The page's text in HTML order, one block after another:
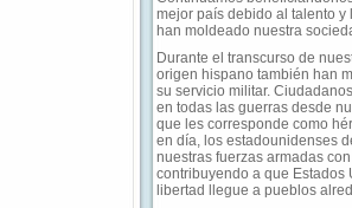
mejor país debido al talento
han moldeado nuestra
Durante el transcurso de
origen hispano también han
su servicio militar.
en todas las guerras desde
que les corresponde como
en día, los estadounidenses
nuestras fuerzas armadas
contribuyendo a que Estados
libertad llegue a pueblos